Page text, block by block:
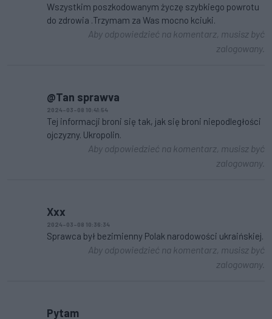
Wszystkim poszkodowanym życzę szybkiego powrotu
do zdrowia .Trzymam za Was mocno kciuki.
Aby odpowiedzieć na komentarz, musisz być
zalogowany.
@Tan sprawva
2024-03-08 10:41:54
Tej informacji broni się tak, jak się broni niepodległości
ojczyzny. Ukropolin.
Aby odpowiedzieć na komentarz, musisz być
zalogowany.
Xxx
2024-03-08 10:36:34
Sprawca był bezimienny Polak narodowości ukraińskiej.
Aby odpowiedzieć na komentarz, musisz być
zalogowany.
Pytam